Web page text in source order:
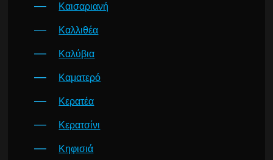
Καισαριανή
Καλλιθέα
Καλύβια
Καματερό
Κερατέα
Κερατσίνι
Κηφισιά